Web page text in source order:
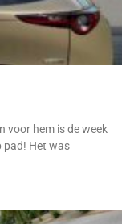
voor hem is de week
pad! Het was